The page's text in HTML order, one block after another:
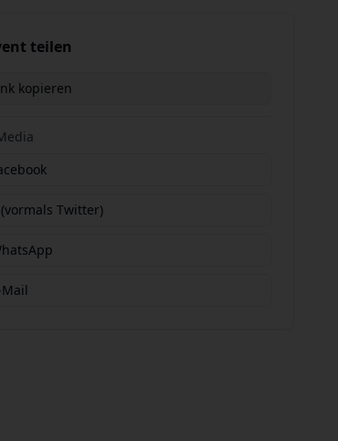
teilen
kopieren
(vormals Twitter)
Mail